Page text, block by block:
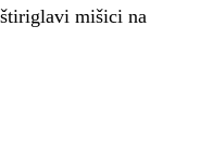
mišici na